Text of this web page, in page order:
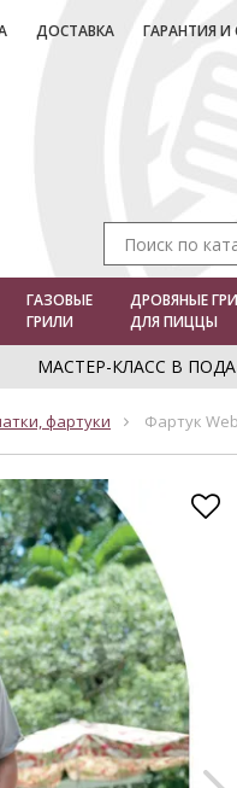
ДОСТАВКА ГАРАНТИЯ И
ГАЗОВЫЕ
ГРИЛИ
ДРОВЯНЫЕ
ДЛЯ ПИЦЦЫ
МАСТЕР-КЛАСС В
фартуки Фартук